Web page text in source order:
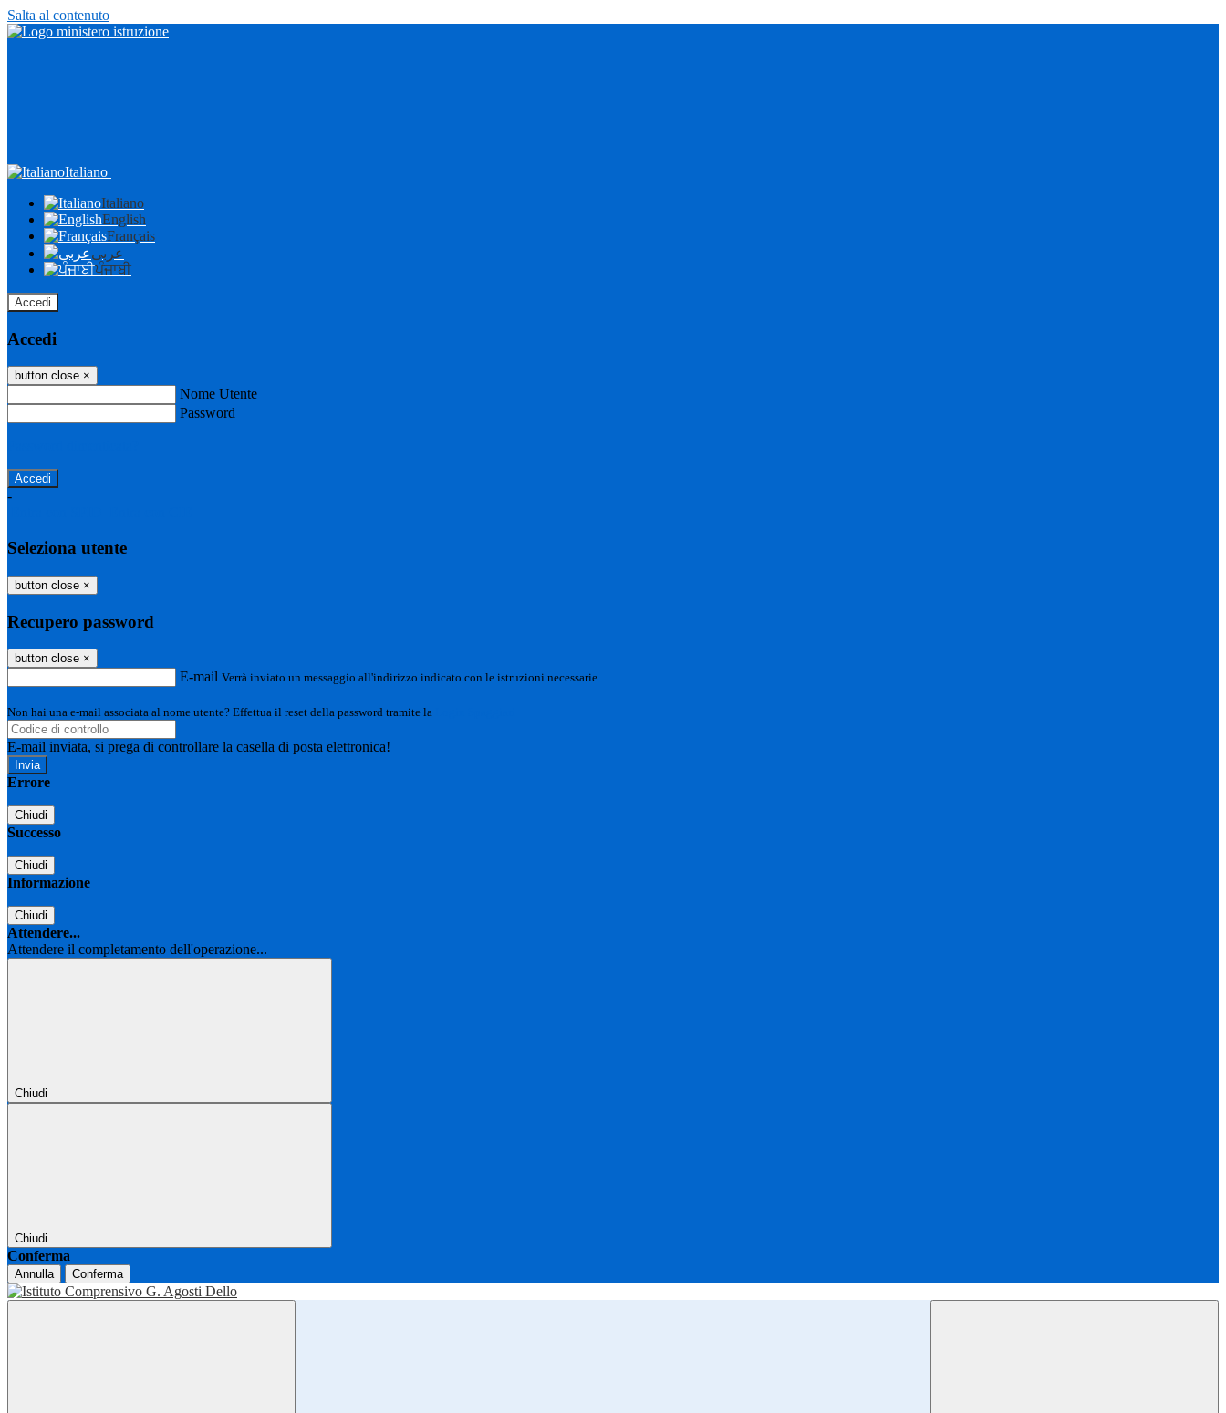
Salta al contenuto
Italiano
Italiano
English
Français
عربى
ਪੰਜਾਬੀ
Accedi
Accedi
button close ×
Nome Utente
Password
-
Seleziona utente
button close ×
Recupero password
button close ×
E-mail Verrà inviato un messaggio all'indirizzo indicato con le istruzioni necessarie.
Non hai una e-mail associata al nome utente? Effettua il reset della password tramite la
E-mail inviata, si prega di controllare la casella di posta elettronica!
Errore
Chiudi
Successo
Chiudi
Informazione
Chiudi
Attendere...
Attendere il completamento dell'operazione...
Chiudi
Chiudi
Conferma
Annulla Conferma